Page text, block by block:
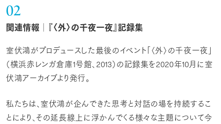
02
関連情報│『〈外〉の千夜一夜』記録集
室伏鴻がプロデュースした最後のイベント「〈外〉の千夜一夜」
（横浜赤レンガ倉庫1号館、 2013）の記録集を2020年10月に室
伏鴻アーカイブより発行。
私たちは、室伏鴻が企んできた思考と対話の場を持続するこ
とにより、その延長線上に浮かんでくる様々な主題について今